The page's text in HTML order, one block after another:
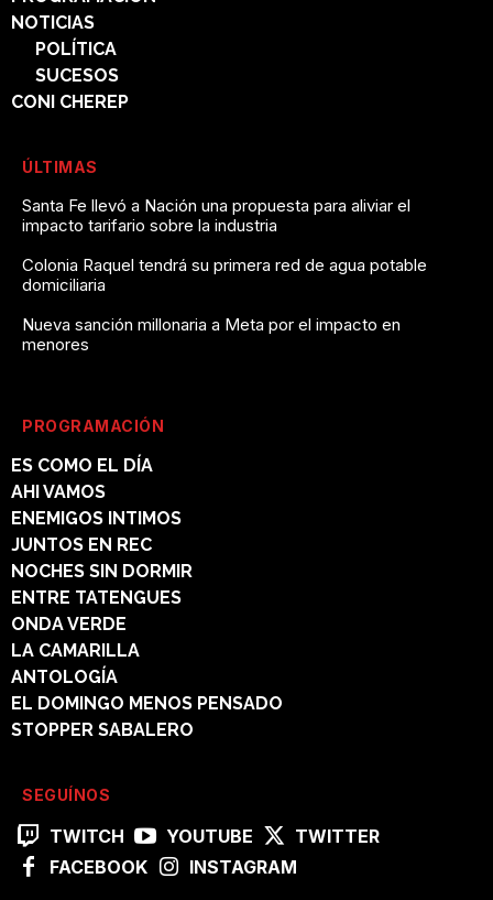
NOTICIAS
POLÍTICA
SUCESOS
CONI CHEREP
ÚLTIMAS
Santa Fe llevó a Nación una propuesta para aliviar el
impacto tarifario sobre la industria
Colonia Raquel tendrá su primera red de agua potable
domiciliaria
Nueva sanción millonaria a Meta por el impacto en
menores
PROGRAMACIÓN
ES COMO EL DÍA
AHI VAMOS
ENEMIGOS INTIMOS
JUNTOS EN REC
NOCHES SIN DORMIR
ENTRE TATENGUES
ONDA VERDE
LA CAMARILLA
ANTOLOGÍA
EL DOMINGO MENOS PENSADO
STOPPER SABALERO
SEGUÍNOS
TWITCH YOUTUBE
TWITTER
FACEBOOK
INSTAGRAM